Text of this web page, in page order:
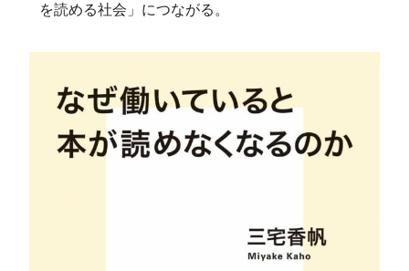
を読める社会」につながる。